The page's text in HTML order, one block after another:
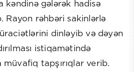
kəndinə gələrək hadisə
Rayon rəhbəri sakinlərlə
dinləyib və dəyən
istiqamətində
tapşırıqlar verib.